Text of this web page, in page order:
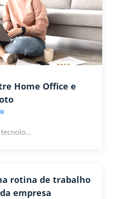
Home Office e
tecnolo…
rotina de trabalho
empresa